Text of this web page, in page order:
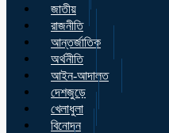
জাতীয়
রাজনীতি
আন্তর্জাতিক
অর্থনীতি
আইন-আদালত
দেশজুড়ে
খেলাধুলা
বিনোদন